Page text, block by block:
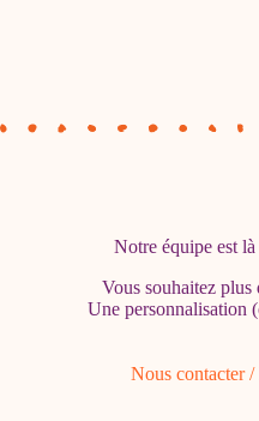
Notre équipe est
Vous souhaitez plus
Une personnalisation
Nous contacter